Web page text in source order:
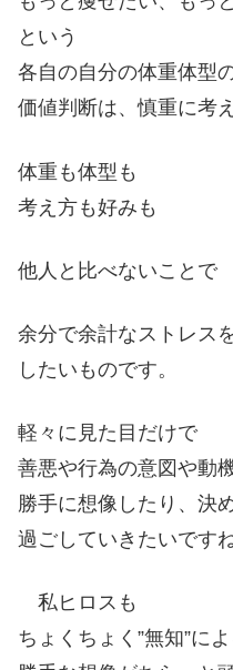
という
各自の自分の体重体型
価値判断は、慎重に考
体重も体型も
考え方も好みも
他人と比べないことで
余分で余計なストレス
したいものです。
軽々に見た目だけで
善悪や行為の意図や動
勝手に想像したり、決
過ごしていきたいですね
私ヒロスも
ちょくちょく”無知”に